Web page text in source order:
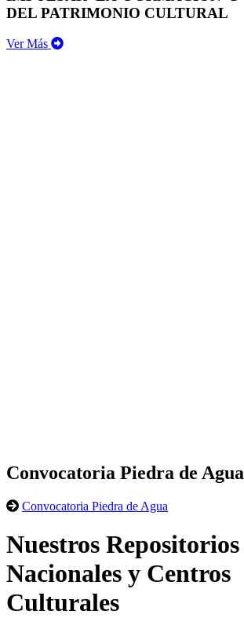
DEL PATRIMONIO CULTURAL
Ver Más
Convocatoria Piedra de Agua
Convocatoria Piedra de Agua
Nuestros Repositorios
Nacionales y Centros
Culturales